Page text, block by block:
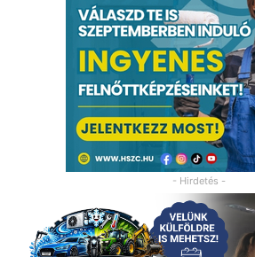
- Hirdetés -